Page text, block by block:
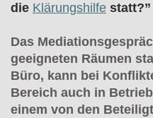
die Klärungshilfe statt?”
Das
geeigneten Räumen
Büro, kann bei
Bereich auch in
einem von den